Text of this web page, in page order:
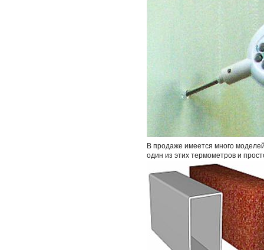
В продаже имеется много
один из этих термометров и